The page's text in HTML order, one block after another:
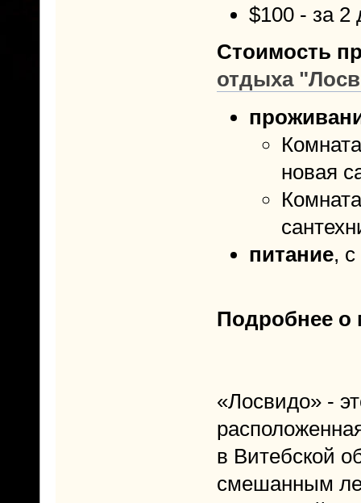
$100 - за 2
Стоимость
отдыха
новая
питание, с
Подробнее о
«Лосвидо» -
в Витебской
смешанным